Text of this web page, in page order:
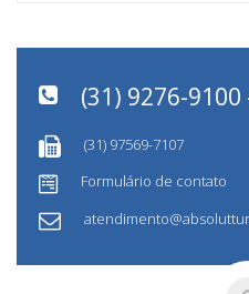
(31) 9276-
(31) 97569-7107
Formulário de contato